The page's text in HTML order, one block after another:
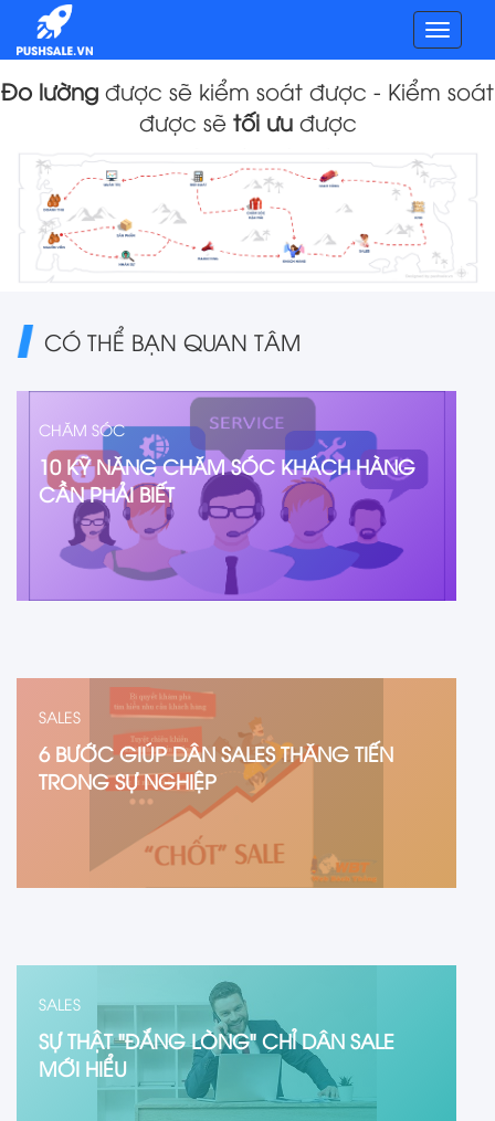
Đo lường được sẽ kiểm soát được - Kiểm soát
được sẽ tối ưuđược
CÓ THỂ BẠN QUAN TÂM
CHĂM SÓC
10 KỸ NĂNG CHĂM SÓC KHÁCH HÀNG
CẦN PHẢI BIẾT
SALES
6 BƯỚC GIÚP DÂN SALES THĂNG TIẾN
TRONG SỰ NGHIỆP
SALES
SỰ THẬT "ĐẮNG LÒNG" CHỈ DÂN SALE
MỚI HIỂU